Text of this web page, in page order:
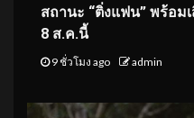
สถานะ “ติ่งแฟน” พร้อม
8 ส.ค.นี้
9 ชั่วโมง ago admin